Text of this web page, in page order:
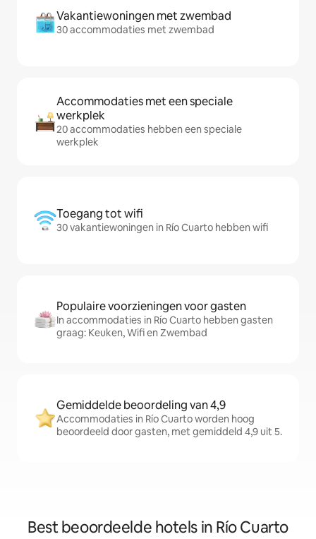
Vakantiewoningen met zwembad
30 accommodaties met zwembad
Accommodaties met een speciale
werkplek
20 accommodaties hebben een speciale
werkplek
Toegang tot wifi
30 vakantiewoningen in Río Cuarto hebben wifi
Populaire voorzieningen voor gasten
In accommodaties in Río Cuarto hebben gasten
graag: Keuken, Wifi en Zwembad
Gemiddelde beoordeling van 4,9
Accommodaties in Río Cuarto worden hoog
beoordeeld door gasten, met gemiddeld 4,9 uit 5.
Best beoordeelde hotels in Río Cuarto